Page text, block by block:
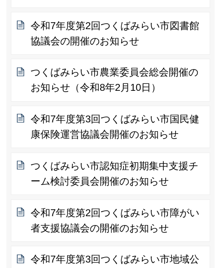
令和7年度第2回つくばみらい市図書館
協議会の開催のお知らせ
つくばみらい市農業委員会総会開催の
お知らせ（令和8年2月10日）
令和7年度第3回つくばみらい市国民健
康保険運営協議会開催のお知らせ
つくばみらい市認知症初期集中支援チ
ーム検討委員会開催のお知らせ
令和7年度第2回つくばみらい市障がい
者支援協議会の開催のお知らせ
令和7年度第3回つくばみらい市地域公